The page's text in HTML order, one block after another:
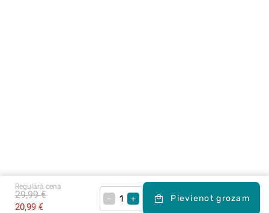
Regulārā cena
20,99 €
29,99 € – + Pievienot grozam